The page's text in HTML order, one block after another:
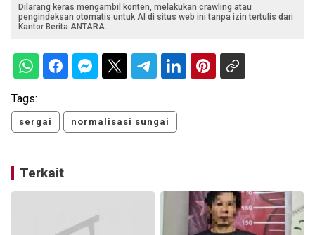
Dilarang keras mengambil konten, melakukan crawling atau
pengindeksan otomatis untuk AI di situs web ini tanpa izin tertulis dari
Kantor Berita ANTARA.
Tags:
sergai normalisasi sungai
Terkait